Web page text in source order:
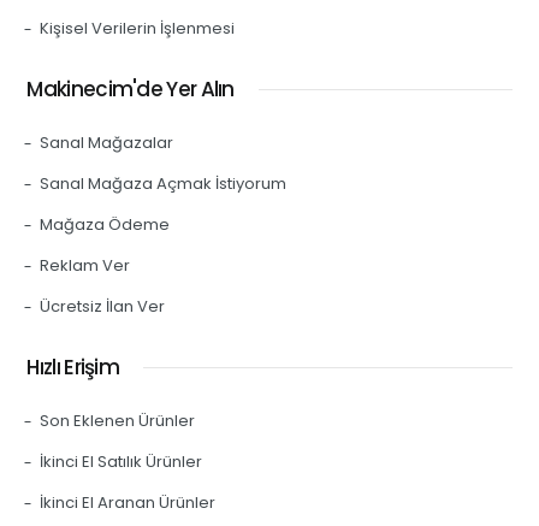
Kişisel Verilerin İşlenmesi
Makinecim'de Yer Alın
Sanal Mağazalar
Sanal Mağaza Açmak İstiyorum
Mağaza Ödeme
Reklam Ver
Ücretsiz İlan Ver
Hızlı Erişim
Son Eklenen Ürünler
İkinci El Satılık Ürünler
İkinci El Aranan Ürünler